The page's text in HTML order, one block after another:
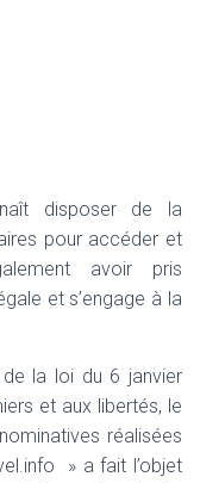
disposer de la
pour accéder et
avoir pris
et s’engage à la
la loi du 6 janvier
et aux libertés, le
réalisées
» a fait l’objet